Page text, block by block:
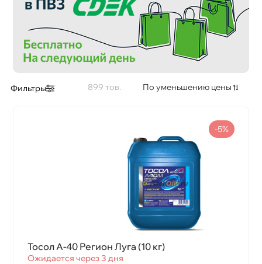
Фильтры 899 По уменьшению цены
Тосол А-40 Регион Луга (10 кг)
Ожидается через 3 дня
-5%